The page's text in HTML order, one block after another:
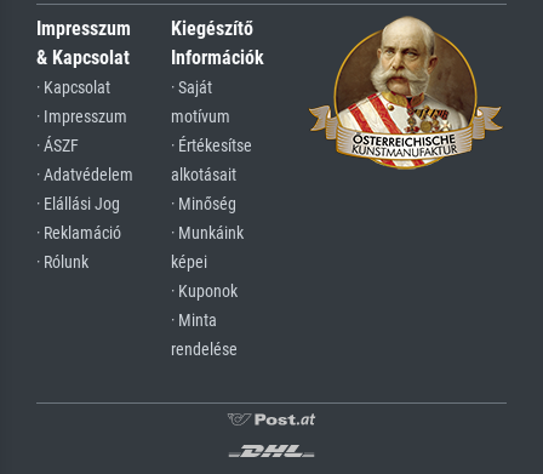
Impresszum
& Kapcsolat
· Kapcsolat
· Impresszum
· ÁSZF
· Adatvédelem
· Elállási Jog
· Reklamáció
· Rólunk
Kiegészítő
Információk
· Saját
motívum
· Értékesítse
alkotásait
· Minőség
· Munkáink
képei
· Kuponok
· Minta
rendelése